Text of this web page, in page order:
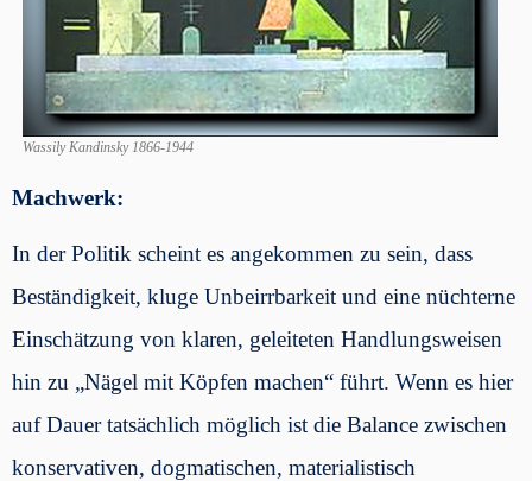
Wassily Kandinsky 1866-1944
Machwerk:
In der Politik scheint es angekommen zu sein, dass
Beständigkeit, kluge Unbeirrbarkeit und eine nüchterne
Einschätzung von klaren, geleiteten Handlungsweisen
hin zu „Nägel mit Köpfen machen“ führt. Wenn es hier
auf Dauer tatsächlich möglich ist die Balance zwischen
konservativen, dogmatischen, materialistisch